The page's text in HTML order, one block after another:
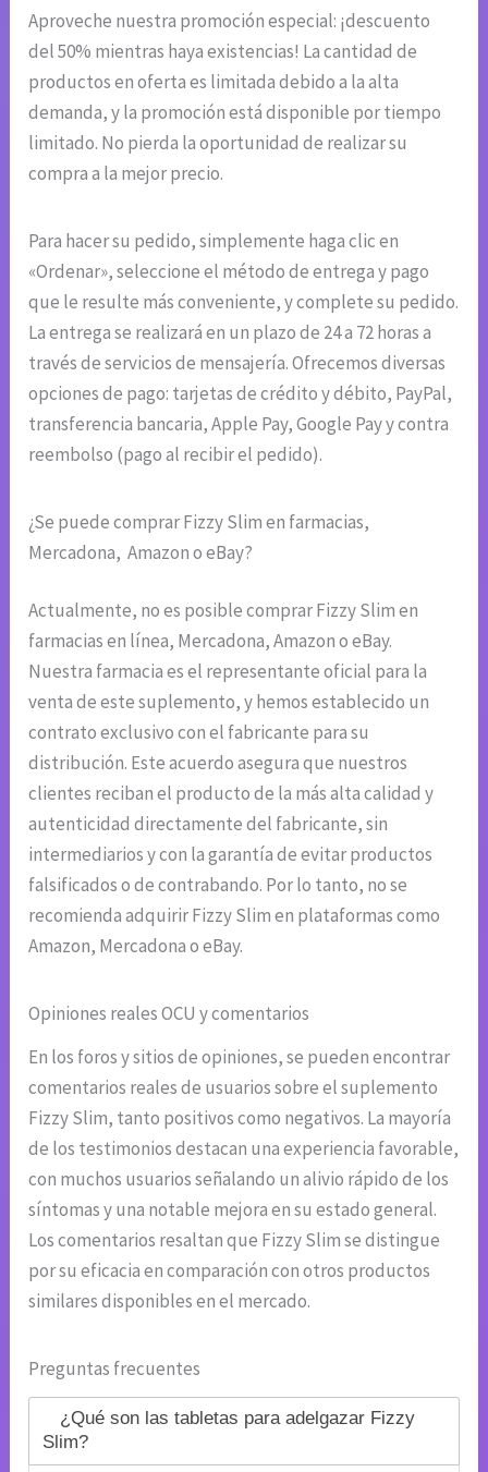
Aproveche nuestra promoción especial: ¡descuento
del 50% mientras haya existencias! La cantidad de
productos en oferta es limitada debido a la alta
demanda, y la promoción está disponible por tiempo
limitado. No pierda la oportunidad de realizar su
compra a la mejor precio.
Para hacer su pedido, simplemente haga clic en
«Ordenar», seleccione el método de entrega y pago
que le resulte más conveniente, y complete su pedido.
La entrega se realizará en un plazo de 24 a 72 horas a
través de servicios de mensajería. Ofrecemos diversas
opciones de pago: tarjetas de crédito y débito, PayPal,
transferencia bancaria, Apple Pay, Google Pay y contra
reembolso (pago al recibir el pedido).
¿Se puede comprar Fizzy Slim en farmacias,
Mercadona, Amazon o eBay?
Actualmente, no es posible comprar Fizzy Slim en
farmacias en línea, Mercadona, Amazon o eBay.
Nuestra farmacia es el representante oficial para la
venta de este suplemento, y hemos establecido un
contrato exclusivo con el fabricante para su
distribución. Este acuerdo asegura que nuestros
clientes reciban el producto de la más alta calidad y
autenticidad directamente del fabricante, sin
intermediarios y con la garantía de evitar productos
falsificados o de contrabando. Por lo tanto, no se
recomienda adquirir Fizzy Slim en plataformas como
Amazon, Mercadona o eBay.
Opiniones reales OCU y comentarios
En los foros y sitios de opiniones, se pueden encontrar
comentarios reales de usuarios sobre el suplemento
Fizzy Slim, tanto positivos como negativos. La mayoría
de los testimonios destacan una experiencia favorable,
con muchos usuarios señalando un alivio rápido de los
síntomas y una notable mejora en su estado general.
Los comentarios resaltan que Fizzy Slim se distingue
por su eficacia en comparación con otros productos
similares disponibles en el mercado.
Preguntas frecuentes
¿Qué son las tabletas para adelgazar Fizzy
Slim?